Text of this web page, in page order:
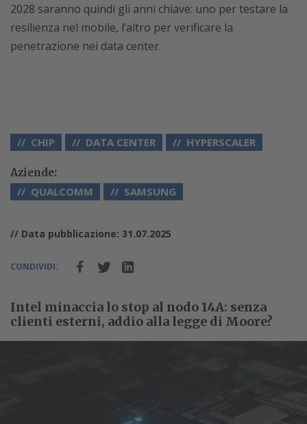
2028 saranno quindi gli anni chiave: uno per testare la
resilienza nel mobile, l’altro per verificare la
penetrazione nei data center.
CHIP DATA CENTER HYPERSCALER
Aziende:
QUALCOMM SAMSUNG
// Data pubblicazione: 31.07.2025
CONDIVIDI:
Intel minaccia lo stop al nodo 14A: senza
clienti esterni, addio alla legge di Moore?